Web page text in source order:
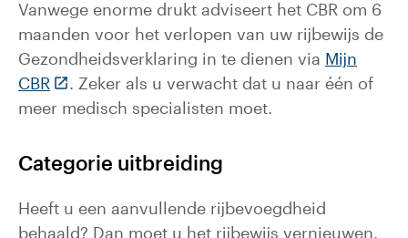
Vanwege enorme drukt adviseert het CBR om 6
maanden voor het verlopen van uw rijbewijs de
Gezondheidsverklaring in te dienen via Mijn
CBR (Deze link gaat naar een externe website)
. Zeker als u verwacht dat u naar één of
meer medisch specialisten moet.
Categorie uitbreiding
Heeft u een aanvullende rijbevoegdheid
behaald? Dan moet u het rijbewijs vernieuwen.